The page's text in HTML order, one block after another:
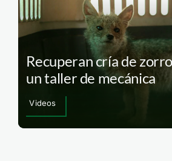
Recuperan cría de
un taller de mecánica
Videos